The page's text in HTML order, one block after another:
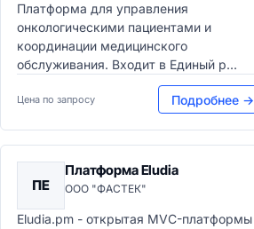
Платформа для управления
онкологическими пациентами и
координации медицинского
обслуживания. Входит в Единый р...
Цена по запросу Подробнее →
ПE
Платформа Eludia
ООО "ФАСТЕК"
Eludia.pm - открытая MVC-платформы